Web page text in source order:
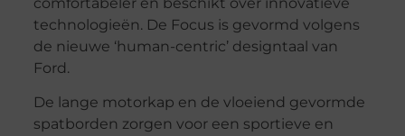
technologieën. De Focus is gevormd volgens
de nieuwe ‘human-centric’ designtaal van
Ford.
De lange motorkap en de vloeiend gevormde
spatborden zorgen voor een sportieve en